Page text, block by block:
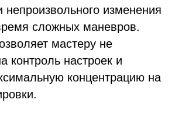
непроизвольного изменения
сложных маневров.
мастеру не
контроль настроек и
концентрацию на